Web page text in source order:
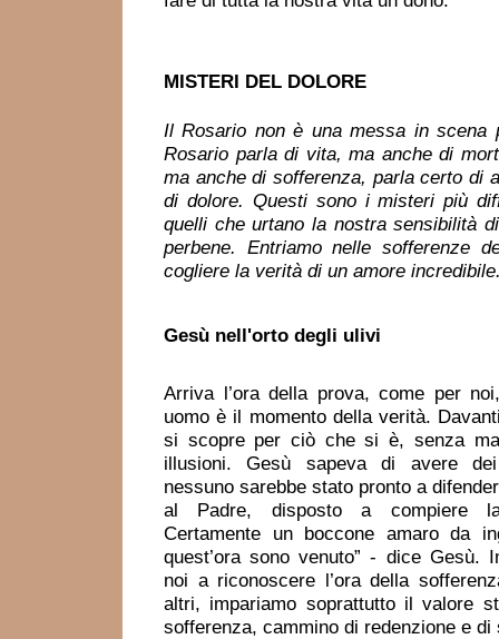
MISTERI DEL DOLORE
Il Rosario non è una messa in scena
Rosario parla di vita, ma anche di
ma anche di sofferenza, parla certo di
di dolore. Questi sono i misteri più
quelli che urtano la nostra sensibilità
perbene. Entriamo nelle sofferenze
cogliere la verità di un amore
Gesù nell'orto degli ulivi
Arriva l’ora della prova, come per
uomo è il momento della verità.
si scopre per ciò che si è, senza
illusioni. Gesù sapeva di avere
nessuno sarebbe stato pronto a
al Padre, disposto a compiere
Certamente un boccone amaro da
quest’ora sono venuto” - dice Gesù.
noi a riconoscere l’ora della
altri, impariamo soprattutto il valore
sofferenza, cammino di redenzione e di